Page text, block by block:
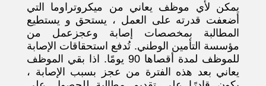
يمكن لأي موظف يعاني من ميكروتراوما التي
أضعفت قدرته على العمل ، يستحق و يستطيع
المطالبة بمخصصات إصابة وعجزعمل من
مؤسسة التأمين الوطني. تُدفع استحقاقات الإصابة
للموظف لمدة أقصاها 90 يومًا. اذا بقي الموظف
يعاني بعد هذه الفترة من عجز بسبب الإصابة ،